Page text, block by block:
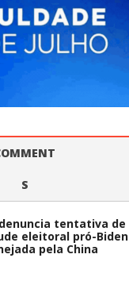
S
denuncia tentativa de
eleitoral pró-Biden
pela China